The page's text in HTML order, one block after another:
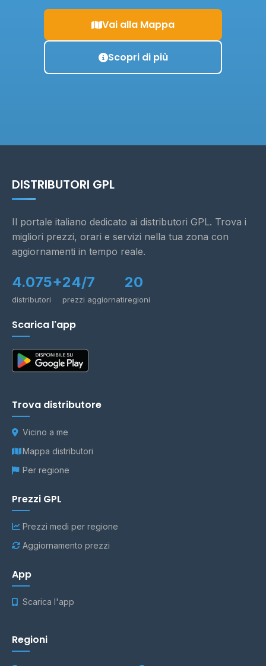
Vai alla Mappa
Scopri di più
DISTRIBUTORI GPL
Il portale italiano dedicato ai distributori GPL. Trova i
migliori prezzi, orari e servizi nella tua zona con
aggiornamenti in tempo reale.
4.075+
distributori
24/7
prezzi aggiornati
20
regioni
Scarica l'app
Trova distributore
Vicino a me
Mappa distributori
Per regione
Prezzi GPL
Prezzi medi per regione
Aggiornamento prezzi
App
Scarica l'app
Regioni